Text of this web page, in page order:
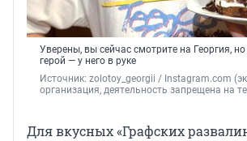
Уверены, вы сейчас смотрите на Георгия,
герой — у него в руке
Источник: zolotoy_georgii / Instagram.com
организация, деятельность запрещена на
Для вкусных «Графских